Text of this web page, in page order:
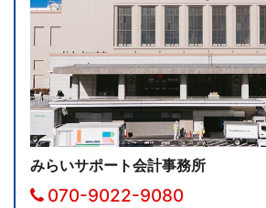
みらいサポート会計事務所
070-9022-9080